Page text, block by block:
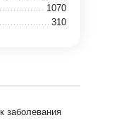
1070
310
заболевания